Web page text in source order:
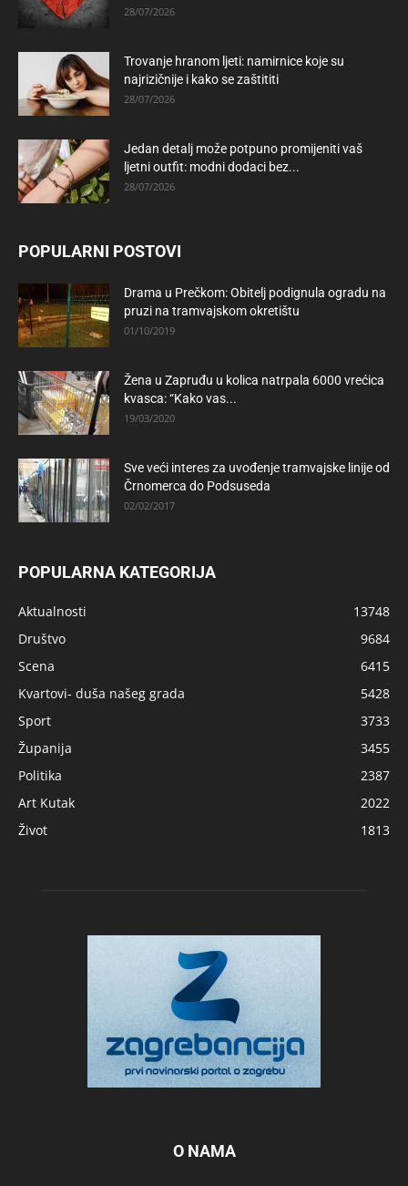
28/07/2026
Trovanje hranom ljeti: namirnice koje su
najrizičnije i kako se zaštititi
28/07/2026
Jedan detalj može potpuno promijeniti vaš
ljetni outfit: modni dodaci bez...
28/07/2026
POPULARNI POSTOVI
Drama u Prečkom: Obitelj podignula ogradu na
pruzi na tramvajskom okretištu
01/10/2019
Žena u Zapruđu u kolica natrpala 6000 vrećica
kvasca: “Kako vas...
19/03/2020
Sve veći interes za uvođenje tramvajske linije od
Črnomerca do Podsuseda
02/02/2017
POPULARNA KATEGORIJA
Aktualnosti
13748
Društvo
9684
Scena
6415
Kvartovi- duša našeg grada
5428
Sport
3733
Županija
3455
Politika
2387
Art Kutak
2022
Život
1813
O NAMA